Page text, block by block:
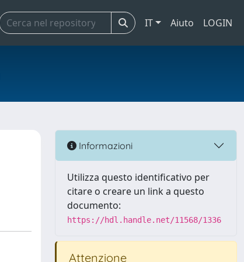
IT Aiuto LOGIN
Informazioni
Utilizza questo identificativo per
citare o creare un link a questo
documento:
https://hdl.handle.net/11568/1336
Attenzione